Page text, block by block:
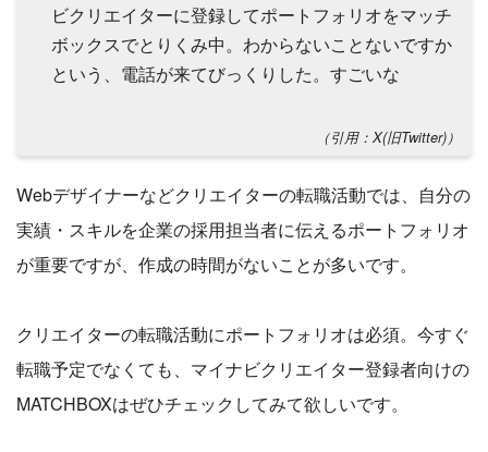
ビクリエイターに登録してポートフォリオをマッチ
ボックスでとりくみ中。わからないことないですか
という、電話が来てびっくりした。すごいな
（引用：X(旧Twitter)）
Webデザイナーなどクリエイターの転職活動では、自分の
実績・スキルを企業の採用担当者に伝えるポートフォリオ
が重要ですが、作成の時間がないことが多いです。
クリエイターの転職活動にポートフォリオは必須。今すぐ
転職予定でなくても、マイナビクリエイター登録者向けの
MATCHBOXはぜひチェックしてみて欲しいです。